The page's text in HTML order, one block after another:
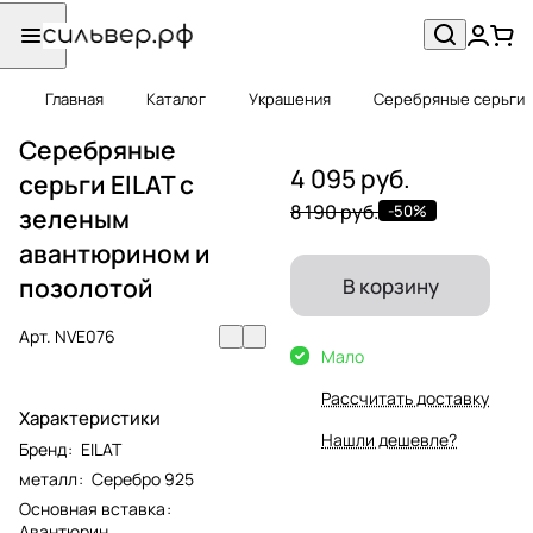
Главная Каталог Украшения Серебряные серьги
Серебряные
серьги EILAT с
зеленым
авантюрином и
позолотой
Арт. NVE076
Характеристики
Бренд: EILAT
металл: Серебро 925
Основная вставка:
4 095 руб.
8 190 руб. -50%
В корзину
Мало
Рассчитать доставку
Нашли дешевле?